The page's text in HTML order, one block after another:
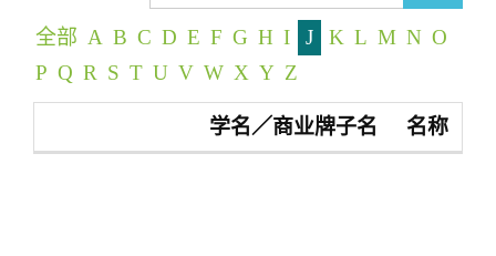
i
全部 A B C D E F G H I J K L M N O
P Q R S T U V W X Y Z
学名／商业牌子名 名称